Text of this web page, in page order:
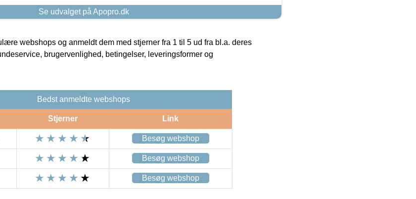
Se udvalget på Apopro.dk
webshops og anmeldt dem med stjerner fra 1 til 5 ud fra bl.a. deres
brugervenlighed, betingelser, leveringsformer og
Bedst anmeldte webshops
Stjerner Link
Besøg webshop
Besøg webshop
Besøg webshop